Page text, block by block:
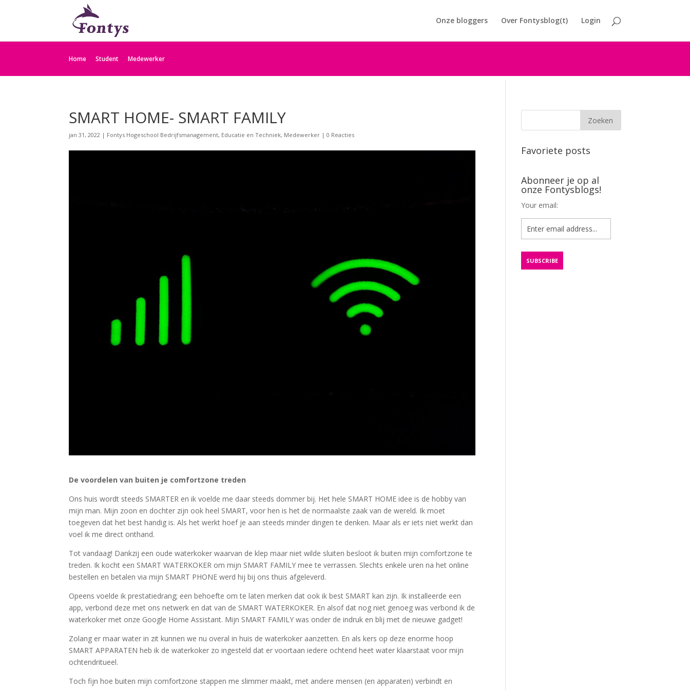
Home Student Medewerker
Onze bloggers Over Fontysblog(t) Login
SMART HOME- SMART FAMILY
jan 31, 2022 | Fontys Hogeschool Bedrijfsmanagement, Educatie en Techniek, Medewerker |0 Reacties
De voordelen van buiten je comfortzone treden
Ons huis wordt steeds SMARTER en ik voelde me daar steeds dommer bij. Het hele SMART HOME idee is de hobby van
mijn man. Mijn zoon en dochter zijn ook heel SMART, voor hen is het de normaalste zaak van de wereld. Ik moet
toegeven dat het best handig is. Als het werkt hoef je aan steeds minder dingen te denken. Maar als er iets niet werkt dan
voel ik me direct onthand.
Tot vandaag! Dankzij een oude waterkoker waarvan de klep maar niet wilde sluiten besloot ik buiten mijn comfortzone te
treden. Ik kocht een SMART WATERKOKER om mijn SMART FAMILY mee te verrassen. Slechts enkele uren na het online
bestellen en betalen via mijn SMART PHONE werd hij bij ons thuis afgeleverd.
Opeens voelde ik prestatiedrang; een behoefte om te laten merken dat ook ik best SMART kan zijn. Ik installeerde een
app, verbond deze met ons netwerk en dat van de SMART WATERKOKER. En alsof dat nog niet genoeg was verbond ik de
waterkoker met onze Google Home Assistant. Mijn SMART FAMILY was onder de indruk en blij met de nieuwe gadget!
Zolang er maar water in zit kunnen we nu overal in huis de waterkoker aanzetten. En als kers op deze enorme hoop
SMART APPARATEN heb ik de waterkoker zo ingesteld dat er voortaan iedere ochtend heet water klaarstaat voor mijn
ochtendritueel.
Toch fijn hoe buiten mijn comfortzone stappen me slimmer maakt, met andere mensen (en apparaten) verbindt en
Favoriete posts
Abonneer je op al
onze Fontysblogs!
Your email: